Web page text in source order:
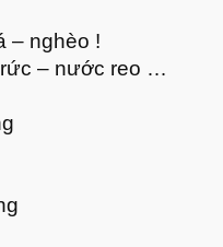
– nghèo !
– nước reo …